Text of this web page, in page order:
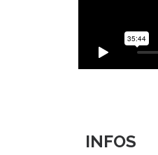
INFOS